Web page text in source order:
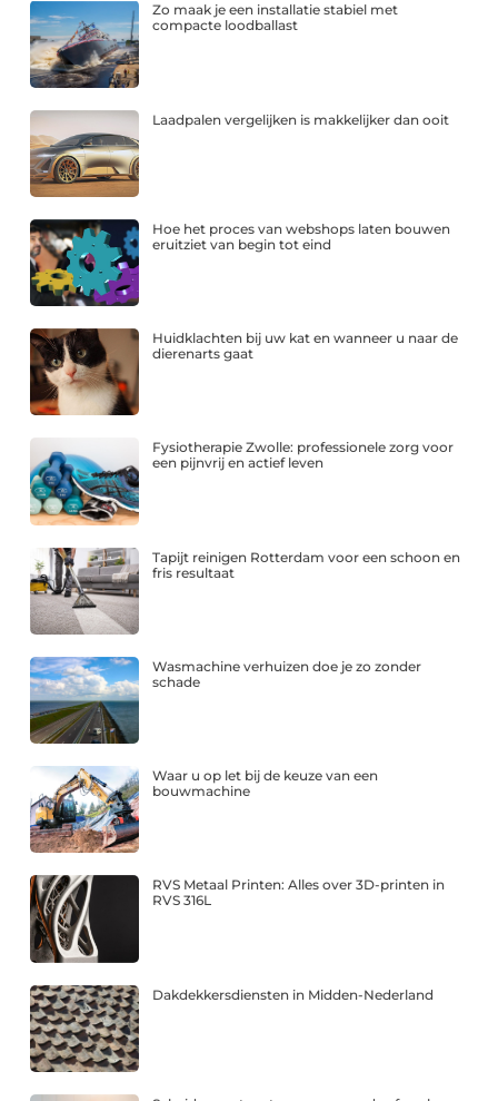
Zo maak je een installatie stabiel met
compacte loodballast
Laadpalen vergelijken is makkelijker dan ooit
Hoe het proces van webshops laten bouwen
eruitziet van begin tot eind
Huidklachten bij uw kat en wanneer u naar de
dierenarts gaat
Fysiotherapie Zwolle: professionele zorg voor
een pijnvrij en actief leven
Tapijt reinigen Rotterdam voor een schoon en
fris resultaat
Wasmachine verhuizen doe je zo zonder
schade
Waar u op let bij de keuze van een
bouwmachine
RVS Metaal Printen: Alles over 3D-printen in
RVS 316L
Dakdekkersdiensten in Midden-Nederland